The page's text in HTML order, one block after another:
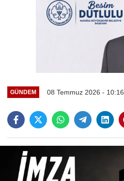
GÜNDEM 08 Temmuz 2026 - 10:16